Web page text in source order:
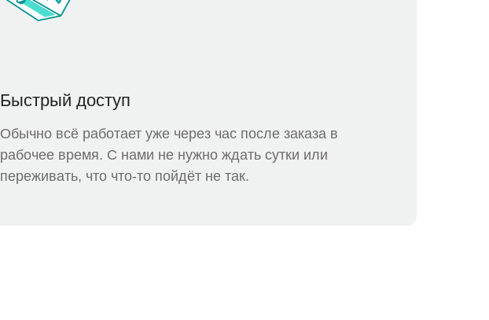
Быстрый доступ
Обычно всё работает уже через час после заказа в
рабочее время. С нами не нужно ждать сутки или
переживать, что что-то пойдёт не так.